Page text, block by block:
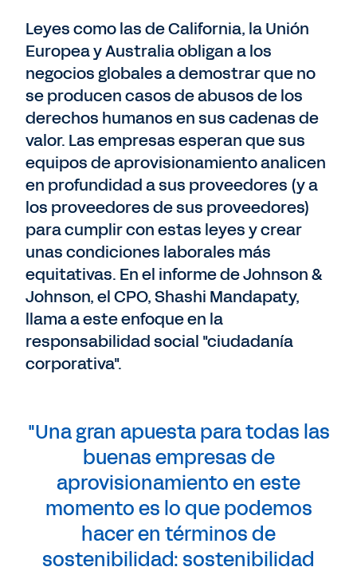
Leyes como las de California, la Unión
Europea y Australia obligan a los
negocios globales a demostrar que no
se producen casos de abusos de los
derechos humanos en sus cadenas de
valor. Las empresas esperan que sus
equipos de aprovisionamiento analicen
en profundidad a sus proveedores (y a
los proveedores de sus proveedores)
para cumplir con estas leyes y crear
unas condiciones laborales más
equitativas. En el informe de Johnson &
Johnson, el CPO, Shashi Mandapaty,
llama a este enfoque en la
responsabilidad social "ciudadanía
corporativa".
"Una gran apuesta para todas las
buenas empresas de
aprovisionamiento en este
momento es lo que podemos
hacer en términos de
sostenibilidad: sostenibilidad